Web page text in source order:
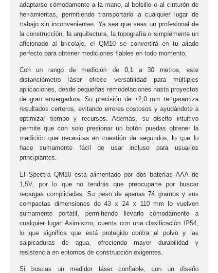
adaptarse cómodamente a la mano, al bolsillo o al cinturón de
herramientas, permitiendo transportarlo a cualquier lugar de
trabajo sin inconvenientes. Ya sea que seas un profesional de
la construcción, la arquitectura, la topografía o simplemente un
aficionado al bricolaje, el QM10 se convertirá en tu aliado
perfecto para obtener mediciones fiables en todo momento.
Con unrango de medición de 0,1 a 30 metros, este
distanciómetro láser ofrece versatilidad para múltiples
aplicaciones, desde pequeñas remodelaciones hasta proyectos
de gran envergadura. Suprecisión de ±2,0 mm te garantiza
resultados certeros, evitando errores costosos y ayudándote a
optimizar tiempo y recursos. Además, su diseño intuitivo
permite que con solo presionar un botón puedas obtener la
medición que necesitas en cuestión de segundos, lo que lo
hace sumamente fácil de usar incluso para usuarios
principiantes.
El Spectra QM10 está alimentado por dos baterías AAA de
1,5V, por lo que no tendrás que preocuparte por buscar
recargas complicadas. Su peso de apenas 74 gramos y sus
compactas dimensiones de 43 x 24 x 110 mm lo vuelven
sumamente portátil, permitiendo llevarlo cómodamente a
cualquier lugar. Asimismo, cuenta con una clasificación IP54
lo que significa que está protegido contra el polvo y las
salpicaduras de agua, ofreciendo mayor durabilidad y
resistencia en entornos de construcción exigentes.
Si buscas un medidor láser confiable, con un diseño